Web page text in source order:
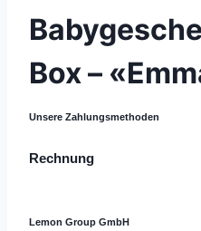
Box –
Unsere Zahlungsmethoden
Rechnung
Lemon Group GmbH